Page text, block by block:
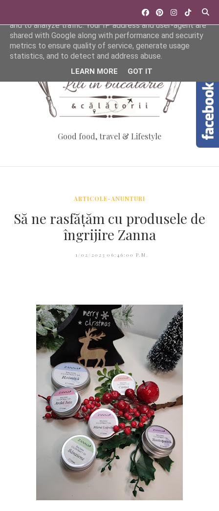
Good food, travel & Lifestyle
ARTICOLE-ANUNTURI
Să ne rasfățăm cu produsele de
îngrijire Zanna
1/02/2023 06:46:00 P.M.
This site uses cookies from Google to deliver its services
and to analyze traffic. Your IP address and user-agent are
shared with Google along with performance and security
metrics to ensure quality of service, generate usage
statistics, and to detect and address abuse.
LEARN MORE GOT IT